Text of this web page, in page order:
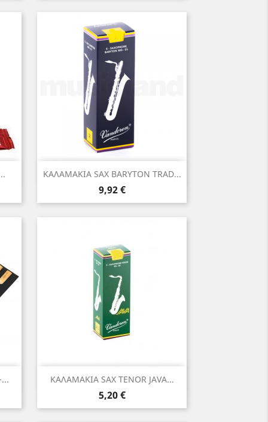
ΚΑΛΑΜΑΚΙΑ SAX BARYTON TRAD...
Τιμή
9,92 €
Γρήγορη προβολή
ΚΑΛΑΜΑΚΙΑ SAX TENOR JAVA...
Τιμή
5,20 €
Γρήγορη προβολή